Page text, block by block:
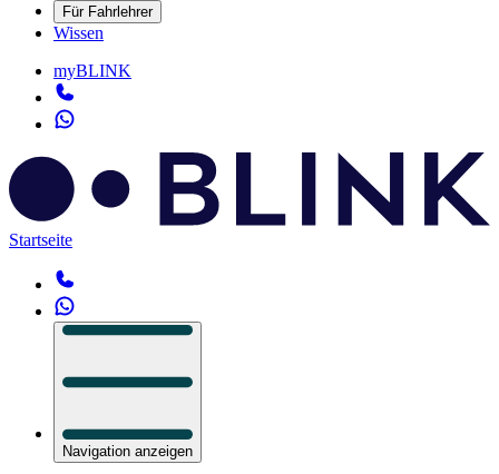
Für Fahrlehrer
Wissen
myBLINK
Startseite
Navigation anzeigen